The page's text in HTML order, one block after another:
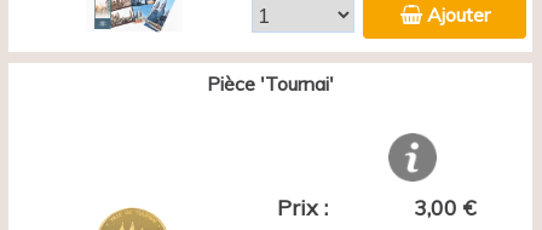
Ajouter
Pièce 'Tournai'
Prix : 3,00 €